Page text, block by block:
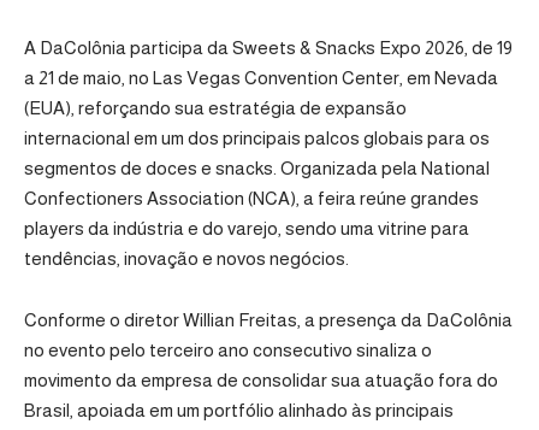
A DaColônia participa da Sweets & Snacks Expo 2026, de 19
a 21 de maio, no Las Vegas Convention Center, em Nevada
(EUA), reforçando sua estratégia de expansão
internacional em um dos principais palcos globais para os
segmentos de doces e snacks. Organizada pela National
Confectioners Association (NCA), a feira reúne grandes
players da indústria e do varejo, sendo uma vitrine para
tendências, inovação e novos negócios.
Conforme o diretor Willian Freitas, a presença da DaColônia
no evento pelo terceiro ano consecutivo sinaliza o
movimento da empresa de consolidar sua atuação fora do
Brasil, apoiada em um portfólio alinhado às principais